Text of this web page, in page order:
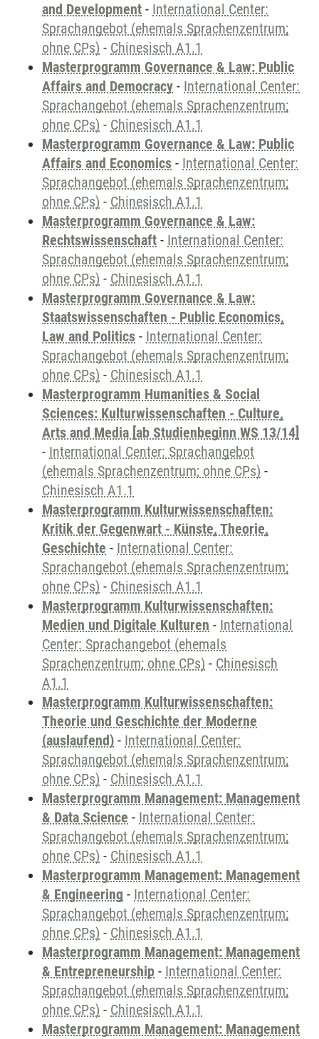
and Development - International Center:
Sprachangebot (ehemals Sprachenzentrum;
ohne CPs) - Chinesisch A1.1
Masterprogramm Governance & Law: Public
Affairs and Democracy - International Center:
Sprachangebot (ehemals Sprachenzentrum;
ohne CPs) - Chinesisch A1.1
Masterprogramm Governance & Law: Public
Affairs and Economics - International Center:
Sprachangebot (ehemals Sprachenzentrum;
ohne CPs) - Chinesisch A1.1
Masterprogramm Governance & Law:
Rechtswissenschaft - International Center:
Sprachangebot (ehemals Sprachenzentrum;
ohne CPs) - Chinesisch A1.1
Masterprogramm Governance & Law:
Staatswissenschaften - Public Economics,
Law and Politics - International Center:
Sprachangebot (ehemals Sprachenzentrum;
ohne CPs) - Chinesisch A1.1
Masterprogramm Humanities & Social
Sciences: Kulturwissenschaften - Culture,
Arts and Media [ab Studienbeginn WS 13/14]
- International Center: Sprachangebot
(ehemals Sprachenzentrum; ohne CPs) -
Chinesisch A1.1
Masterprogramm Kulturwissenschaften:
Kritik der Gegenwart - Künste, Theorie,
Geschichte - International Center:
Sprachangebot (ehemals Sprachenzentrum;
ohne CPs) - Chinesisch A1.1
Masterprogramm Kulturwissenschaften:
Medien und Digitale Kulturen - International
Center: Sprachangebot (ehemals
Sprachenzentrum; ohne CPs) - Chinesisch
A1.1
Masterprogramm Kulturwissenschaften:
Theorie und Geschichte der Moderne
(auslaufend) - International Center:
Sprachangebot (ehemals Sprachenzentrum;
ohne CPs) - Chinesisch A1.1
Masterprogramm Management: Management
& Data Science - International Center:
Sprachangebot (ehemals Sprachenzentrum;
ohne CPs) - Chinesisch A1.1
Masterprogramm Management: Management
& Engineering - International Center:
Sprachangebot (ehemals Sprachenzentrum;
ohne CPs) - Chinesisch A1.1
Masterprogramm Management: Management
& Entrepreneurship - International Center:
Sprachangebot (ehemals Sprachenzentrum;
ohne CPs) - Chinesisch A1.1
Masterprogramm Management: Management